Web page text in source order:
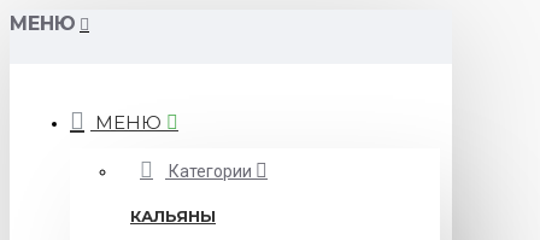
МЕНЮ
МЕНЮ
Категории
КАЛЬЯНЫ